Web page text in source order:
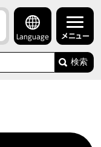
Language メニュー
検索